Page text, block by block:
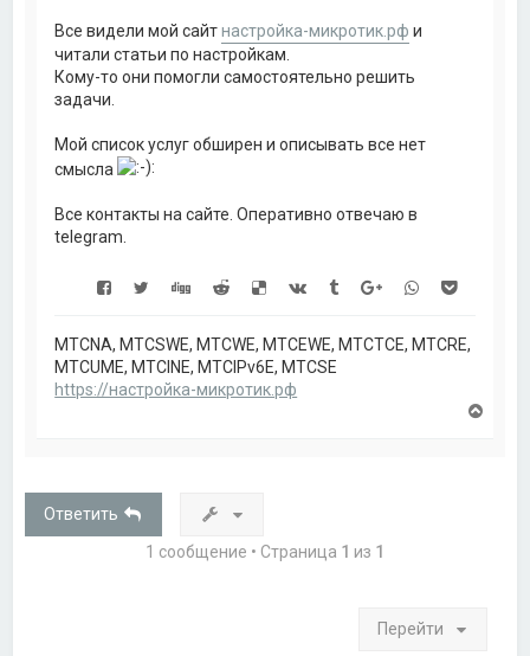
Все видели мой сайтнастройка-микротик.рф и
читали статьи по настройкам.
Кому-то они помогли самостоятельно решить
задачи.
Мой список услуг обширен и описывать все нет
смысла
Все контакты на сайте. Оперативно отвечаю в
telegram.
MTCNA, MTCSWE, MTCWE, MTCEWE, MTCTCE, MTCRE,
MTCUME, MTCINE, MTCIPv6E, MTCSE
https://настройка-микротик.рф
Ответить
1 сообщение • Страница 1 из 1
Перейти